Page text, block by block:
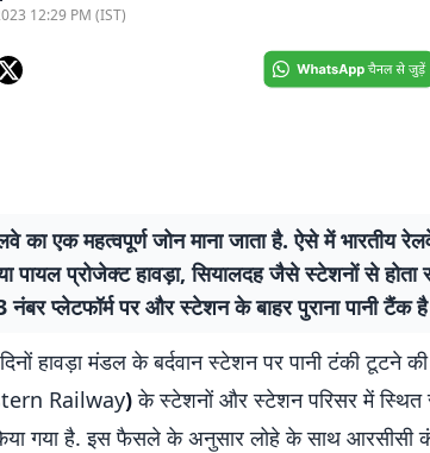
12:29 PM (IST)
का एक महत्वपूर्ण जोन माना जाता है. ऐसे में भारतीय
पायल प्रोजेक्ट हावड़ा, सियालदह जैसे स्टेशनों से
प्लेटफॉर्म पर और स्टेशन के बाहर पुराना पानी टैंक
हावड़ा मंडल के बर्दवान स्टेशन पर पानी टंकी टूटने
Railway)के स्टेशनों और स्टेशन परिसर में स्थित
गया है. इस फैसले के अनुसार लोहे के साथ आरसीसी